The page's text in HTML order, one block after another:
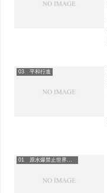
03 平和行進
01 原水爆禁止世界大会